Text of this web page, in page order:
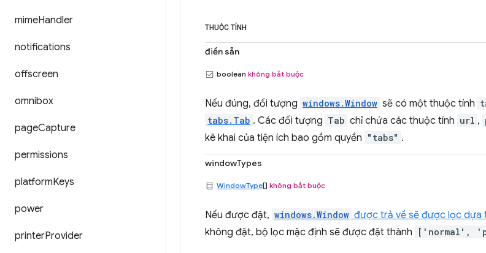
mimeHandler
notifications
offscreen
omnibox
pageCapture
permissions
platformKeys
power
printerProvider
THUỘC TÍNH
điền sẵn
boolean không bắt buộc
Nếu đúng, đối tượng windows.Window sẽ có một thuộc tính
tabs.Tab . Các đối tượng Tab chỉ chứa các thuộc tính url ,
kê khai của tiện ích bao gồm quyền "tabs" .
windowTypes
WindowType[] không bắt buộc
Nếu được đặt, windows.Window được trả về sẽ được lọc dựa
không đặt, bộ lọc mặc định sẽ được đặt thành
['normal',